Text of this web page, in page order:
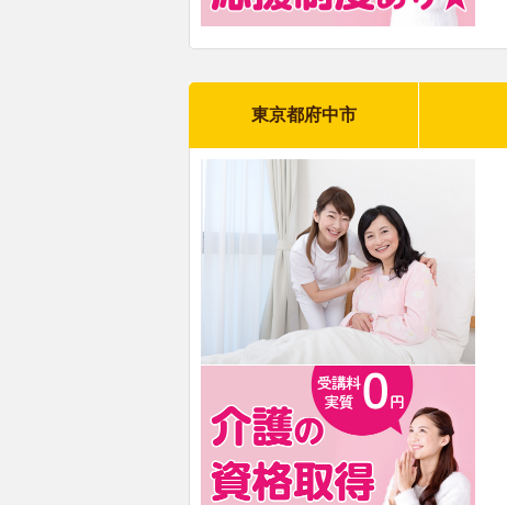
東京都府中市